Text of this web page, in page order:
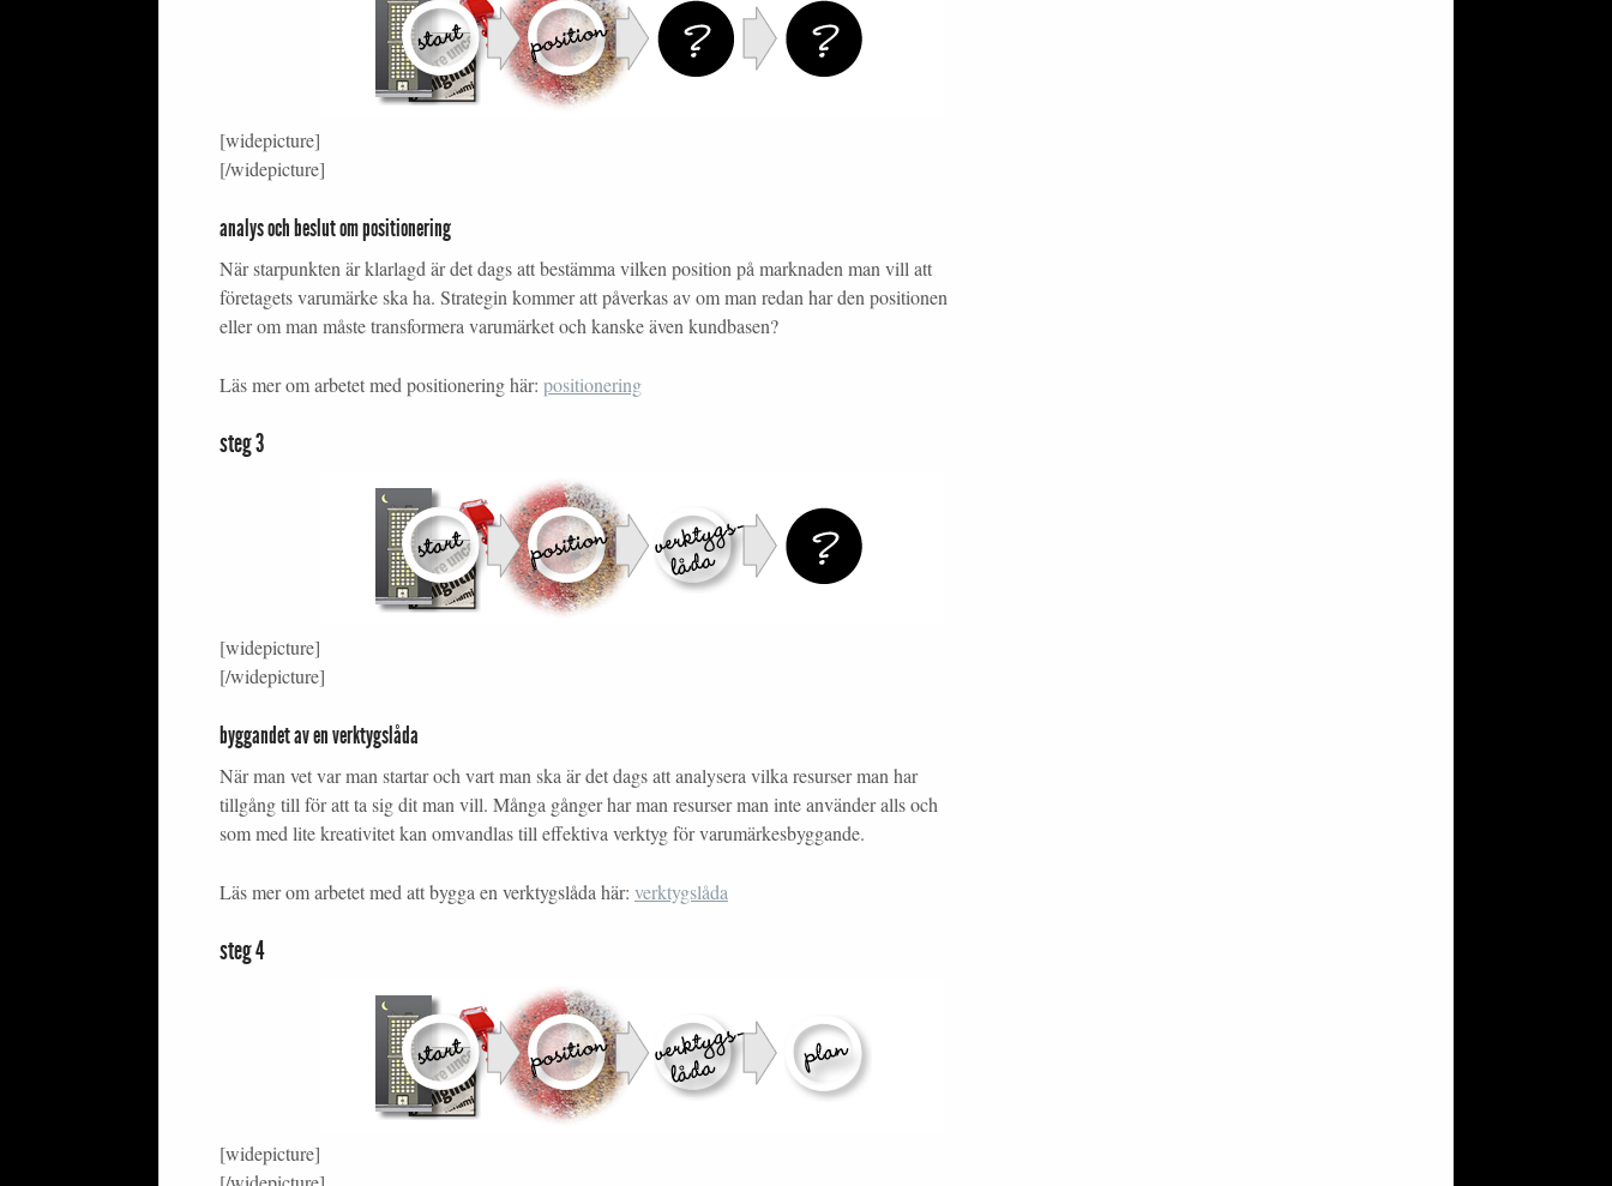
[widepicture]
[/widepicture]
analys och beslut om positionering
När starpunkten är klarlagd är det dags att bestämma vilken position på marknaden man vill att
företagets varumärke ska ha. Strategin kommer att påverkas av om man redan har den positionen
eller om man måste transformera varumärket och kanske även kundbasen?
Läs mer om arbetet med positionering här: positionering
steg 3
[widepicture]
[/widepicture]
byggandet av en verktygslåda
När man vet var man startar och vart man ska är det dags att analysera vilka resurser man har
tillgång till för att ta sig dit man vill. Många gånger har man resurser man inte använder alls och
som med lite kreativitet kan omvandlas till effektiva verktyg för varumärkesbyggande.
Läs mer om arbetet med att bygga en verktygslåda här: verktygslåda
steg 4
[widepicture]